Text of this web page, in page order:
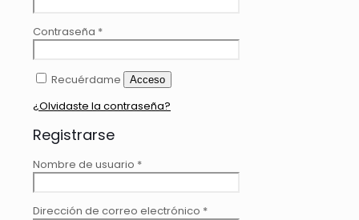
Contraseña *Obligatorio
Recuérdame Acceso
¿Olvidaste la contraseña?
Registrarse
Nombre de usuario *Obligatorio
Dirección de correo electrónico *Obligatorio